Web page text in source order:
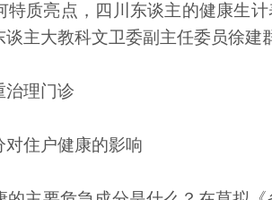
特质亮点，四川东谈主的健康生
主大教科文卫委副主任委员徐建
治理门诊
住户健康的影响